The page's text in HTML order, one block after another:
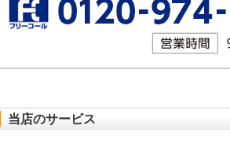
当店のサービス